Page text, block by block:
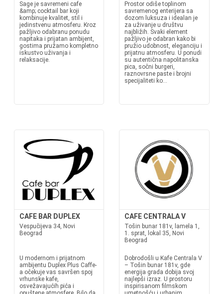
Sage je savremeni cafe
&amp; cocktail bar koji
kombinuje kvalitet, stil i
jedinstvenu atmosferu. Kroz
pažljivo odabranu ponudu
napitaka i prijatan ambijent,
gostima pružamo kompletno
iskustvo uživanja i
relaksacije.
Prostor odiše toplinom
savremenog enterijera sa
dozom luksuza i idealan je
za uživanje u društvu
najbližih. Svaki element
pažljivo je odabran kako bi
pružio udobnost, eleganciju i
prijatnu atmosferu. U ponudi
su autentična napolitanska
pica, sočni burgeri,
raznovrsne paste i brojni
specijaliteti ko...
CAFE BAR DUPLEX
Vespučijeva 34, Novi
Beograd
U modernom i prijatnom
ambijentu Duplex Plus Caffe-
a očekuje vas savršen spoj
vrhunske kafe,
osvežavajućih pića i
CAFE CENTRALA V
Tošin bunar 181v, lamela 1,
1. sprat, lokal 35, Novi
Beograd
Dobrodošli u Kafe Centrala V
– Tošin bunar 181v, gde
energija grada dobija svoj
najlepši izraz. U prostoru
inspirisanom filmskom